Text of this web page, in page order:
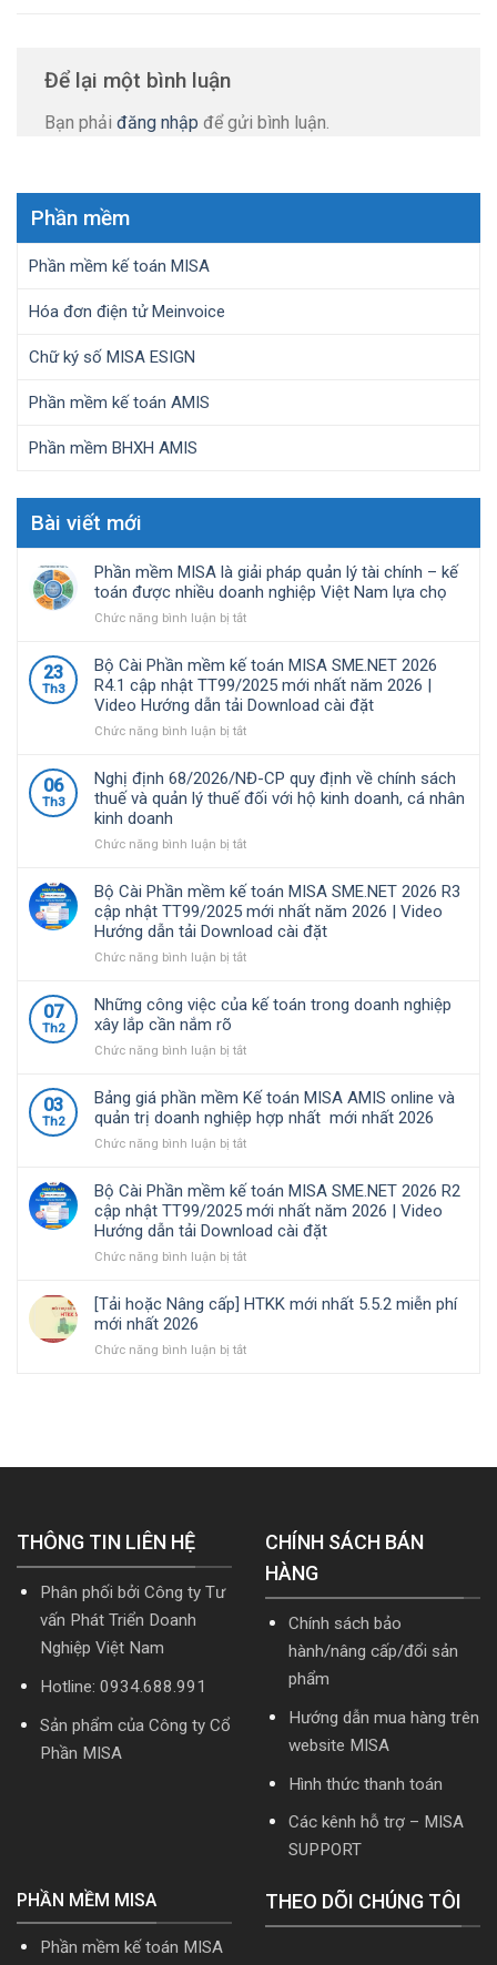
Để lại một bình luận
Bạn phải đăng nhập để gửi bình luận.
Phần mềm
Phần mềm kế toán MISA
Hóa đơn điện tử Meinvoice
Chữ ký số MISA ESIGN
Phần mềm kế toán AMIS
Phần mềm BHXH AMIS
Bài viết mới
Phần mềm MISA là giải pháp quản lý tài chính – kế
toán được nhiều doanh nghiệp Việt Nam lựa chọ
Chức năng bình luận bị tắtở
mềm
MISA
là
giải
pháp
tài
chính
kế
được
nhiều
doanh
nghiệp
Việt
chọ
23
Th3
Bộ Cài Phần mềm kế toán MISA SME.NET 2026
R4.1 cập nhật TT99/2025 mới nhất năm 2026 |
Video Hướng dẫn tải Download cài đặt
Chức năng bình luận bị tắtở
Phần
mềm
toán
SME.NET
2026
R4.1
cập
nhật
mới
nhất
2026
Video
Hướng
dẫn
tải
cài
đặt
06
Th3
Nghị định 68/2026/NĐ-CP quy định về chính sách
thuế và quản lý thuế đối với hộ kinh doanh, cá nhân
kinh doanh
Chức năng bình luận bị tắtở
định
68/2026/NĐ-
CP
quy
định
chính
sách
và
lý
thuế
đối
với
kinh
doanh,
cá
nhân
kinh
Bộ Cài Phần mềm kế toán MISA SME.NET 2026 R3
cập nhật TT99/2025 mới nhất năm 2026 | Video
Hướng dẫn tải Download cài đặt
Chức năng bình luận bị tắtở
Phần
kế
MISA
SME.NET
2026
R3
nhật
TT99/2025
mới
nhất
năm
|
Video
dẫn
07
Th2
Những công việc của kế toán trong doanh nghiệp
xây lắp cần nắm rõ
Chức năng bình luận bị tắtở
công
việc
của
kế
trong
doanh
nghiệp
xây
lắp
nắm
rõ
03
Th2
Bảng giá phần mềm Kế toán MISA AMIS online và
quản trị doanh nghiệp hợp nhất mới nhất 2026
Chức năng bình luận bị tắtở
giá
phần
mềm
Kế
toán
online
quản
Bộ Cài Phần mềm kế toán MISA SME.NET 2026 R2
cập nhật TT99/2025 mới nhất năm 2026 | Video
Hướng dẫn tải Download cài đặt
Chức năng bình luận bị tắtở
Phần
kế
nhất
2026
Download
[Tải hoặc Nâng cấp] HTKK mới nhất 5.5.2 miễn phí
mới nhất 2026
Chức năng bình luận bị tắtở
nhất
2026
THÔNG TIN LIÊN HỆ
Phân phối bởi Công ty Tư
vấn Phát Triển Doanh
Nghiệp Việt Nam
Hotline: 0934.688.991
Sản phẩm của Công ty Cổ
Phần MISA
CHÍNH SÁCH BÁN
HÀNG
Chính sách bảo
hành/nâng cấp/đổi sản
phẩm
Hướng dẫn mua hàng trên
website MISA
Hình thức thanh toán
Các kênh hỗ trợ – MISA
SUPPORT
PHẦN MỀM MISA
Phần mềm kế toán MISA
THEO DÕI CHÚNG TÔI